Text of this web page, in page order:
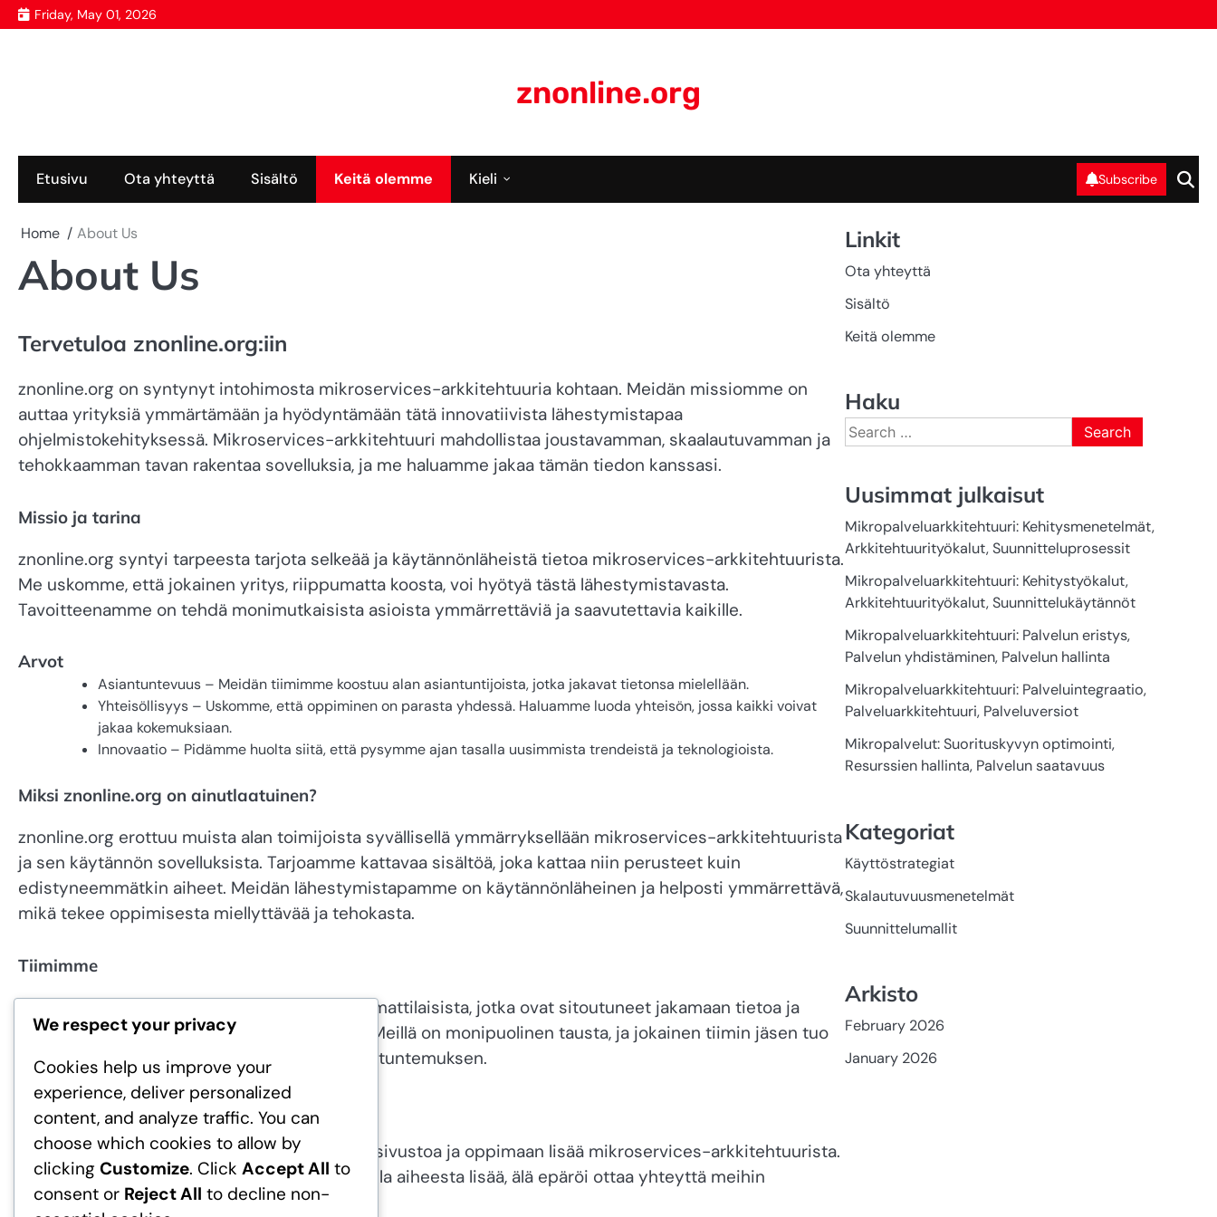
Skip
to
Friday, May 01, 2026
znonline.org
Etusivu Ota yhteyttä Sisältö Keitä olemme Kieli Subscribe
Home About Us
About Us
Tervetuloa znonline.org:iin
znonline.org on syntynyt intohimosta mikroservices-arkkitehtuuria kohtaan. Meidän missiomme on
auttaa yrityksiä ymmärtämään ja hyödyntämään tätä innovatiivista lähestymistapaa
ohjelmistokehityksessä. Mikroservices-arkkitehtuuri mahdollistaa joustavamman, skaalautuvamman ja
tehokkaamman tavan rakentaa sovelluksia, ja me haluamme jakaa tämän tiedon kanssasi.
Missio ja tarina
znonline.org syntyi tarpeesta tarjota selkeää ja käytännönläheistä tietoa mikroservices-arkkitehtuurista.
Me uskomme, että jokainen yritys, riippumatta koosta, voi hyötyä tästä lähestymistavasta.
Tavoitteenamme on tehdä monimutkaisista asioista ymmärrettäviä ja saavutettavia kaikille.
Arvot
Asiantuntevuus – Meidän tiimimme koostuu alan asiantuntijoista, jotka jakavat tietonsa mielellään.
Yhteisöllisyys – Uskomme, että oppiminen on parasta yhdessä. Haluamme luoda yhteisön, jossa kaikki voivat
jakaa kokemuksiaan.
Innovaatio – Pidämme huolta siitä, että pysymme ajan tasalla uusimmista trendeistä ja teknologioista.
Miksi znonline.org on ainutlaatuinen?
znonline.org erottuu muista alan toimijoista syvällisellä ymmärryksellään mikroservices-arkkitehtuurista
ja sen käytännön sovelluksista. Tarjoamme kattavaa sisältöä, joka kattaa niin perusteet kuin
edistyneemmätkin aiheet. Meidän lähestymistapamme on käytännönläheinen ja helposti ymmärrettävä,
mikä tekee oppimisesta miellyttävää ja tehokasta.
Tiimimme
Meidän tiimimme koostuu intohimoisista ammattilaisista, jotka ovat sitoutuneet jakamaan tietoa ja
kokemuksia mikroservices-arkkitehtuurista. Meillä on monipuolinen tausta, ja jokainen tiimin jäsen tuo
mukanaan ainutlaatuisen näkökulman ja asiantuntemuksen.
Tervetuloa mukaan!
Me kutsumme sinut tutkimaan znonline.org -sivustoa ja oppimaan lisää mikroservices-arkkitehtuurista.
Jos sinulla on kysymyksiä tai haluat keskustella aiheesta lisää, älä epäröi ottaa yhteyttä meihin
osoitteessa hello@znonline.org.
Linkit
Ota yhteyttä
Sisältö
Keitä olemme
Haku
Search
for:
Uusimmat julkaisut
Mikropalveluarkkitehtuuri: Kehitysmenetelmät,
Arkkitehtuurityökalut, Suunnitteluprosessit
Mikropalveluarkkitehtuuri: Kehitystyökalut,
Arkkitehtuurityökalut, Suunnittelukäytännöt
Mikropalveluarkkitehtuuri: Palvelun eristys,
Palvelun yhdistäminen, Palvelun hallinta
Mikropalveluarkkitehtuuri: Palveluintegraatio,
Palveluarkkitehtuuri, Palveluversiot
Mikropalvelut: Suorituskyvyn optimointi,
Resurssien hallinta, Palvelun saatavuus
Kategoriat
Käyttöstrategiat
Skalautuvuusmenetelmät
Suunnittelumallit
Arkisto
February 2026
January 2026
We respect your privacy
Cookies help us improve your
experience, deliver personalized
content, and analyze traffic. You can
choose which cookies to allow by
clicking Customize. Click Accept All to
consent or Reject All to decline non-